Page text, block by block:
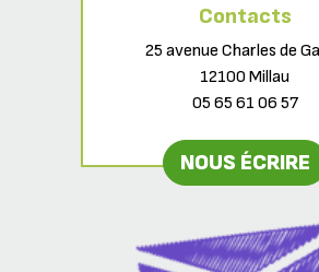
Contacts
25 avenue Charles de
12100 Millau
05 65 61 06 57
NOUS ÉCRIRE